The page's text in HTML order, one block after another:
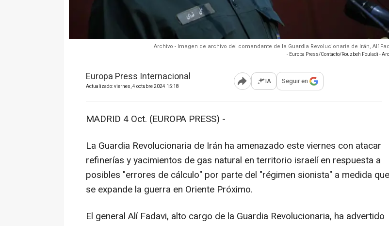
Archivo - Imagen de archivo del comandante de la Guardia Revolucionaria de Irán, Alí
- Europa Press/Contacto/Rouzbeh Fouladi -
Europa Press Internacional
Actualizado: viernes, 4 octubre 2024 15:18 Abrir opciones para compartir
IA Seguir en
MADRID 4 Oct. (EUROPA PRESS) -
La Guardia Revolucionaria de Irán ha amenazado este viernes con atacar
refinerías y yacimientos de gas natural en territorio israelí en respuesta a
posibles "errores de cálculo" por parte del "régimen sionista" a medida que
se expande la guerra en Oriente Próximo.
El general Alí Fadavi, alto cargo de la Guardia Revolucionaria, ha advertido